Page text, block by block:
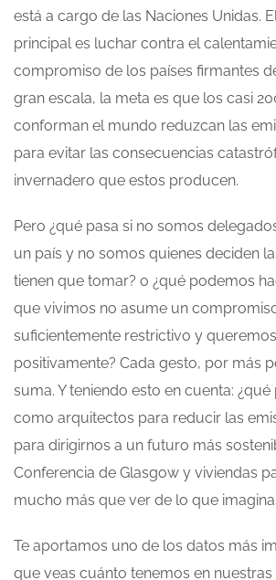
está a cargo de las Naciones Unidas.
principal es luchar contra el
compromiso de los países firmantes
gran escala, la meta es que los casi
conforman el mundo reduzcan las
para evitar las consecuencias
invernadero que estos producen.
Pero ¿qué pasa si no somos
un país y no somos quienes deciden
tienen que tomar? o ¿qué podemos
que vivimos no asume un
suficientemente restrictivo y
positivamente? Cada gesto, por más
suma. Y teniendo esto en cuenta:
como arquitectos para reducir las
para dirigirnos a un futuro más
Conferencia de Glasgow y viviendas
mucho más que ver de lo que
Te aportamos uno de los datos más
que veas cuánto tenemos en nuestras